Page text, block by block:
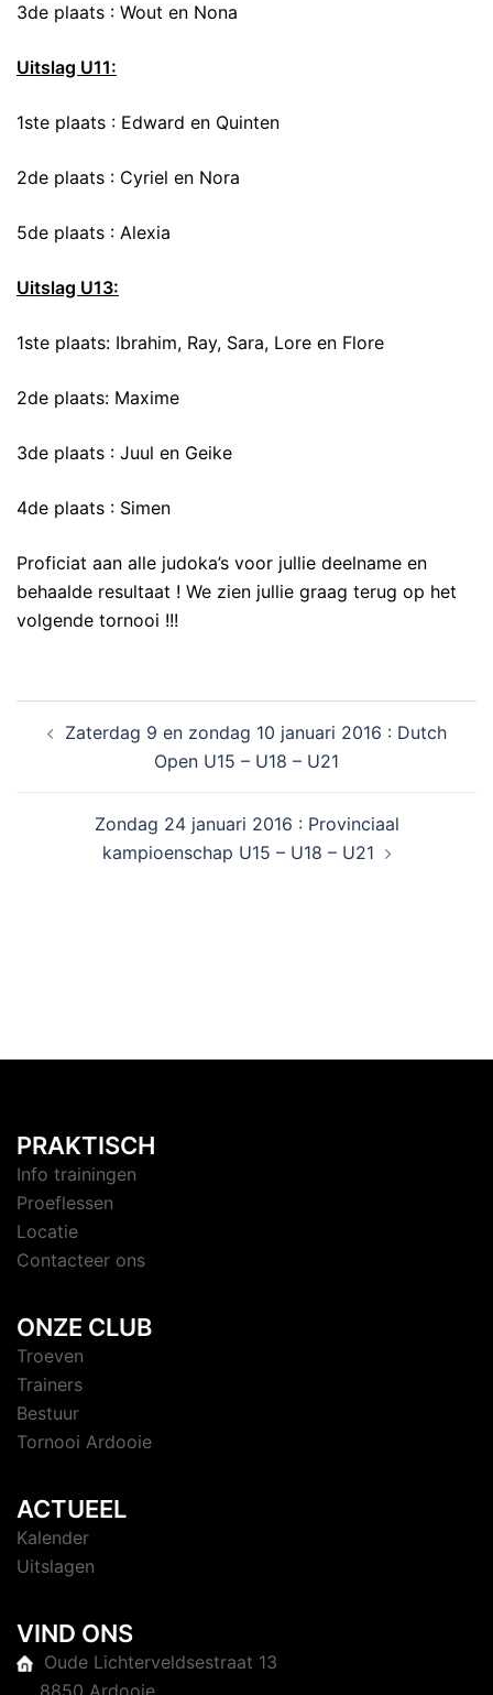
3de plaats : Wout en Nona
Uitslag U11:
1ste plaats : Edward en Quinten
2de plaats : Cyriel en Nora
5de plaats : Alexia
Uitslag U13:
1ste plaats: Ibrahim, Ray, Sara, Lore en Flore
2de plaats: Maxime
3de plaats : Juul en Geike
4de plaats : Simen
Proficiat aan alle judoka’s voor jullie deelname en
behaalde resultaat ! We zien jullie graag terug op het
volgende tornooi !!!
Zaterdag 9 en zondag 10 januari 2016 : Dutch
Open U15 – U18 – U21
Zondag 24 januari 2016 : Provinciaal
kampioenschap U15 – U18 – U21
PRAKTISCH
Info trainingen
Proeflessen
Locatie
Contacteer ons
ONZE CLUB
Troeven
Trainers
Bestuur
Tornooi Ardooie
ACTUEEL
Kalender
Uitslagen
VIND ONS
Oude Lichterveldsestraat 13
8850 Ardooie